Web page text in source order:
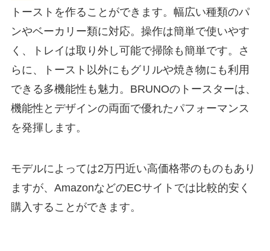
トーストを作ることができます。幅広い種類のパ
ンやベーカリー類に対応。操作は簡単で使いやす
く、トレイは取り外し可能で掃除も簡単です。さ
らに、トースト以外にもグリルや焼き物にも利用
できる多機能性も魅力。BRUNOのトースターは、
機能性とデザインの両面で優れたパフォーマンス
を発揮します。
モデルによっては2万円近い高価格帯のものもあり
ますが、AmazonなどのECサイトでは比較的安く
購入することができます。